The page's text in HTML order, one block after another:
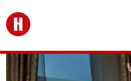
Перейти на главную